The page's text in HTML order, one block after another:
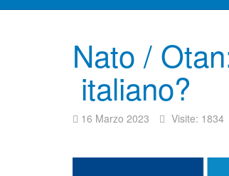
Nato /
italiano?
16 Marzo 2023 Visite: 1834